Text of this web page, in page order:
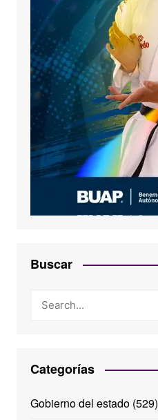
Buscar
Categorías
Gobierno del estado(529)